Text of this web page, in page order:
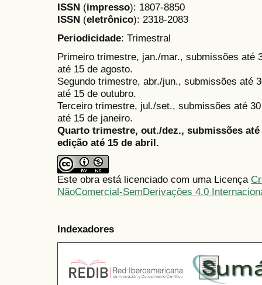
ISSN (impresso): 1807-8850
ISSN (eletrônico): 2318-2083
Periodicidade: Trimestral
Primeiro trimestre, jan./mar., submissões até
até 15 de agosto.
Segundo trimestre, abr./jun., submissões até
até 15 de outubro.
Terceiro trimestre, jul./set., submissões até
até 15 de janeiro.
Quarto trimestre, out./dez., submissões
edição até 15 de abril.
Este obra está licenciado com uma Licença
NãoComercial-SemDerivações 4.0
Indexadores